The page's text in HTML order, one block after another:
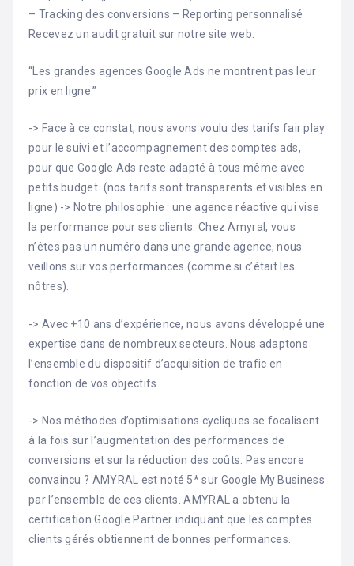
– Tracking des conversions – Reporting personnalisé
Recevez un audit gratuit sur notre site web.
“Les grandes agences Google Ads ne montrent pas leur
prix en ligne.”
-> Face à ce constat, nous avons voulu des tarifs fair play
pour le suivi et l’accompagnement des comptes ads,
pour que Google Ads reste adapté à tous même avec
petits budget. (nos tarifs sont transparents et visibles en
ligne) -> Notre philosophie : une agence réactive qui vise
la performance pour ses clients. Chez Amyral, vous
n’êtes pas un numéro dans une grande agence, nous
veillons sur vos performances (comme si c’était les
nôtres).
-> Avec +10 ans d’expérience, nous avons développé une
expertise dans de nombreux secteurs. Nous adaptons
l’ensemble du dispositif d’acquisition de trafic en
fonction de vos objectifs.
-> Nos méthodes d’optimisations cycliques se focalisent
à la fois sur l’augmentation des performances de
conversions et sur la réduction des coûts. Pas encore
convaincu ? AMYRAL est noté 5* sur Google My Business
par l’ensemble de ces clients. AMYRAL a obtenu la
certification Google Partner indiquant que les comptes
clients gérés obtiennent de bonnes performances.